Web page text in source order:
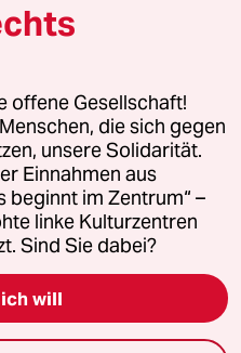
GmbH
Fragen oder für Genehmigungen
Kommune-Richtlinien
Impressum AGB
(Ads)
offene Gesellschaft!
die sich gegen
unsere Solidarität.
Einnahmen aus
beginnt im Zentrum“ –
linke Kulturzentren
Sind Sie dabei?
will